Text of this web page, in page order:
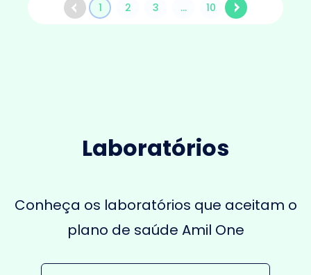
1 2 3 ... 10
Laboratórios
Conheça os laboratórios que aceitam o
plano de saúde Amil One